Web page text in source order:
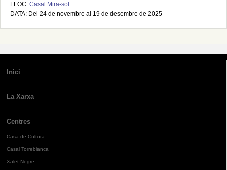
LLOC: Casal Mira-sol
DATA: Del 24 de novembre al 19 de desembre de 2025
Inici
La Xarxa
Centres
Casa de Cultura
Casal Torreblanca
Xalet Negre